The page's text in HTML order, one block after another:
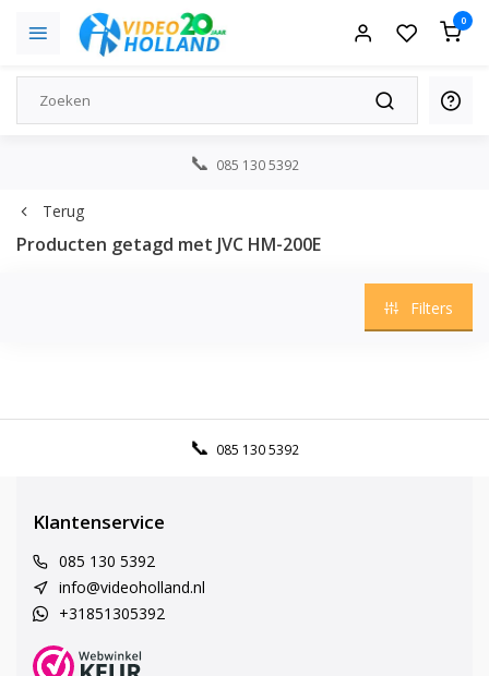
0
085 130 5392
Terug
Producten getagd met JVC HM-200E
Filters
085 130 5392
Klantenservice
085 130 5392
info@videoholland.nl
+31851305392